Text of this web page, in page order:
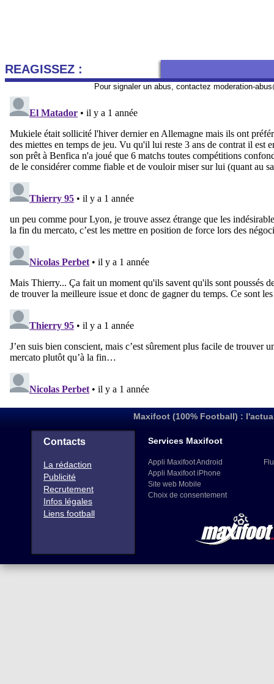
REAGISSEZ :
Pour signaler un abus, contactez moderation-
Maxifoot (100% Football) :
Contacts
La rédaction
Publicité
Recrutement
Infos légales
Liens football
Services Maxifoot
Appli Maxifoot Android
Appli Maxifoot iPhone
Site web Mobile
Choix de consentement